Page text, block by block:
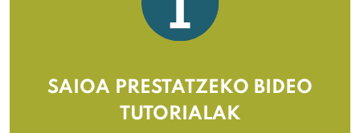
SAIOA PRESTATZEKO BIDEO
TUTORIALAK